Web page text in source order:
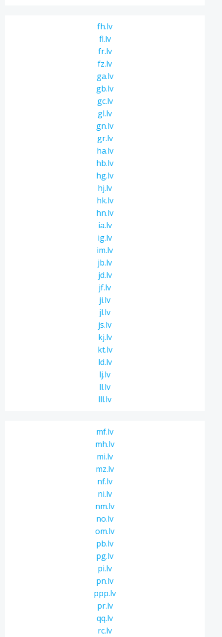
fh.lv
fl.lv
fr.lv
fz.lv
ga.lv
gb.lv
gc.lv
gl.lv
gn.lv
gr.lv
ha.lv
hb.lv
hg.lv
hj.lv
hk.lv
hn.lv
ia.lv
ig.lv
im.lv
jb.lv
jd.lv
jf.lv
ji.lv
jl.lv
js.lv
kj.lv
kt.lv
ld.lv
lj.lv
ll.lv
lll.lv
mf.lv
mh.lv
mi.lv
mz.lv
nf.lv
ni.lv
nm.lv
no.lv
om.lv
pb.lv
pg.lv
pi.lv
pn.lv
ppp.lv
pr.lv
qq.lv
rc.lv